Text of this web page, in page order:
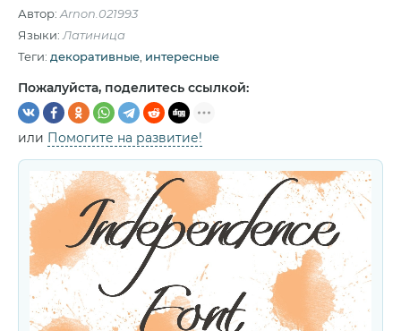
Автор: Arnon.021993
Языки: Латиница
Теги: декоративные интересные
Пожалуйста, поделитесь ссылкой:
или Помогите на развитие!